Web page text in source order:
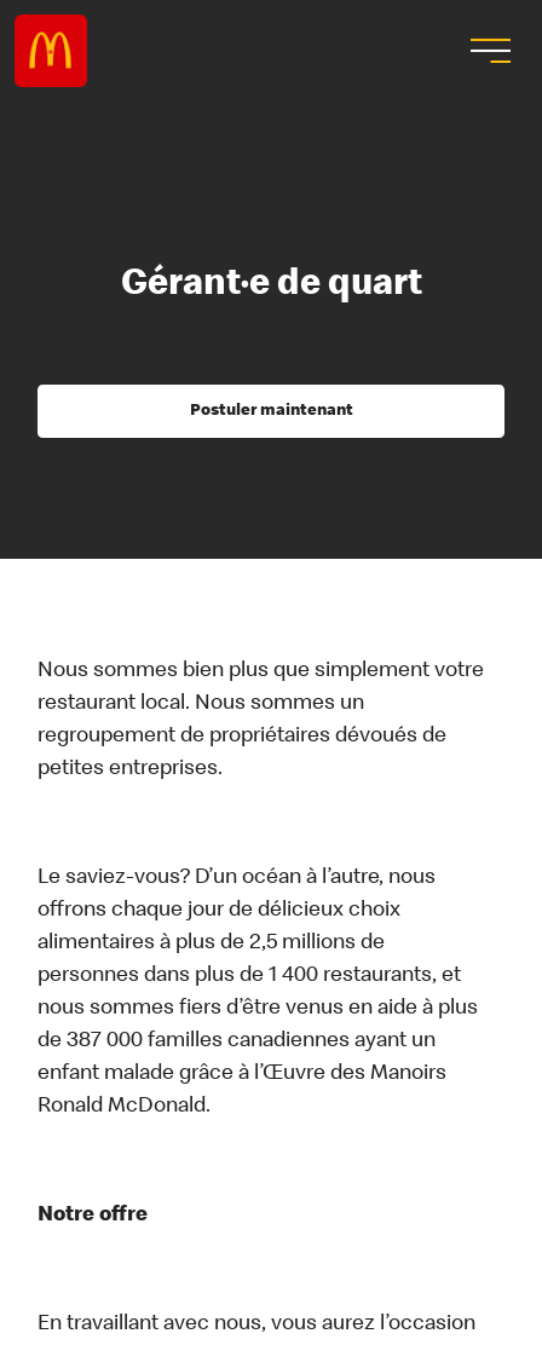
Gérant·e de quart
Postuler maintenant
Nous sommes bien plus que simplement votre
restaurant local. Nous sommes un
regroupement de propriétaires dévoués de
petites entreprises.
Le saviez-vous? D’un océan à l’autre, nous
offrons chaque jour de délicieux choix
alimentaires à plus de 2,5 millions de
personnes dans plus de 1 400 restaurants, et
nous sommes fiers d’être venus en aide à plus
de 387 000 familles canadiennes ayant un
enfant malade grâce à l’Œuvre des Manoirs
Ronald McDonald.
Notre offre
En travaillant avec nous, vous aurez l’occasion